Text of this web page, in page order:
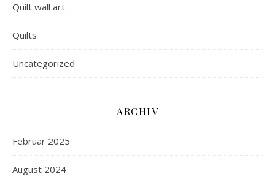
Quilt wall art
Quilts
Uncategorized
ARCHIV
Februar 2025
August 2024